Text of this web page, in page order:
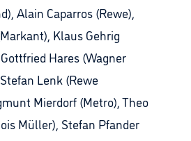
Alain Caparros (Rewe),
Klaus Gehrig
Hares (Wagner
Lenk (Rewe
Mierdorf (Metro), Theo
Müller), Stefan Pfander